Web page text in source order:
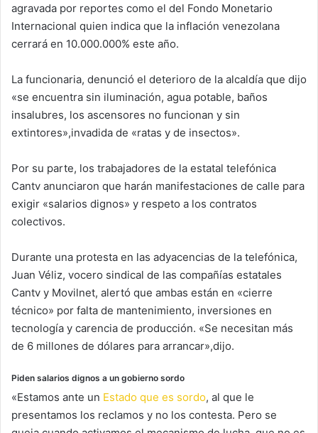
agravada por reportes como el del Fondo Monetario
Internacional quien indica que la inflación venezolana
cerrará en 10.000.000% este año.
La funcionaria, denunció el deterioro de la alcaldía que dijo
«se encuentra sin iluminación, agua potable, baños
insalubres, los ascensores no funcionan y sin
extintores»,invadida de «ratas y de insectos».
Por su parte, los trabajadores de la estatal telefónica
Cantv anunciaron que harán manifestaciones de calle para
exigir «salarios dignos» y respeto a los contratos
colectivos.
Durante una protesta en las adyacencias de la telefónica,
Juan Véliz, vocero sindical de las compañías estatales
Cantv y Movilnet, alertó que ambas están en «cierre
técnico» por falta de mantenimiento, inversiones en
tecnología y carencia de producción. «Se necesitan más
de 6 millones de dólares para arrancar»,dijo.
Piden salarios dignos a un gobierno sordo
«Estamos ante un Estado que es sordo, al que le
presentamos los reclamos y no los contesta. Pero se